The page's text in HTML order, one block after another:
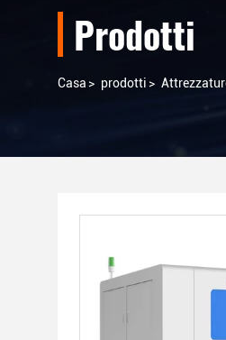
Prodotti
Casa > prodotti >